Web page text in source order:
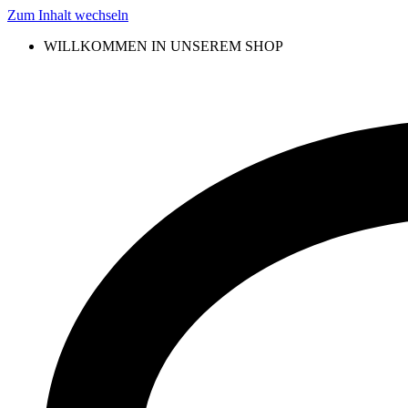
Zum Inhalt wechseln
WILLKOMMEN IN UNSEREM SHOP